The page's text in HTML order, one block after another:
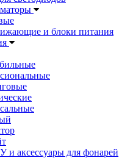
и блоки питания
и аксессуары для фонарей